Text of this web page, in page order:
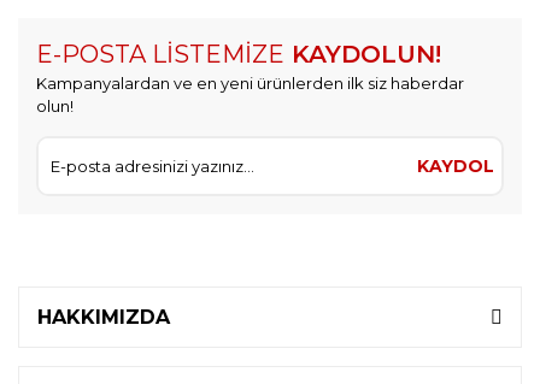
E-POSTA LİSTEMİZE KAYDOLUN!
Kampanyalardan ve en yeni ürünlerden ilk siz haberdar
olun!
KAYDOL
HAKKIMIZDA